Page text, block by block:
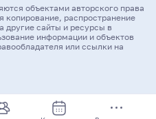
объектами авторского права
копирование, распространение
другие сайты и ресурсы в
информации и объектов
или ссылки на